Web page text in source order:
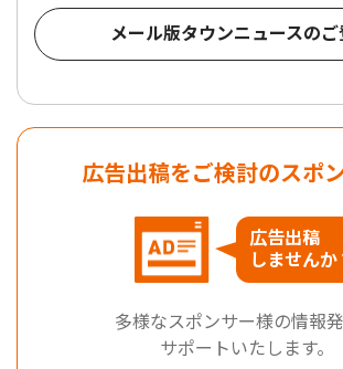
メール版タウンニュースのご
広告出稿をご検討のスポ
広告出稿
しませんか
多様なスポンサー様の情報
サポートいたします。